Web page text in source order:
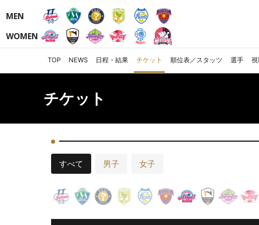
MEN
WOMEN
TOP NEWS 日程・結果 チケット 順位表／スタッツ 選手
チケット
すべて 男子 女子